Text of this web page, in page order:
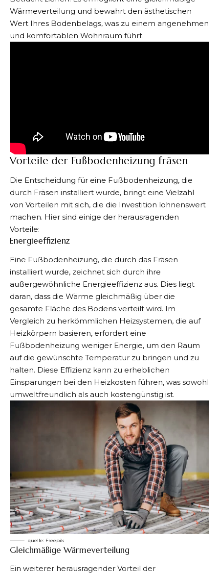
Wärmeverteilung und bewahrt den ästhetischen
Wert Ihres Bodenbelags, was zu einem angenehmen
und komfortablen Wohnraum führt.
Vorteile der Fußbodenheizung fräsen
Die Entscheidung für eine Fußbodenheizung, die
durch Fräsen installiert wurde, bringt eine Vielzahl
von Vorteilen mit sich, die die Investition lohnenswert
machen. Hier sind einige der herausragenden
Vorteile:
Energieeffizienz
Eine Fußbodenheizung, die durch das Fräsen
installiert wurde, zeichnet sich durch ihre
außergewöhnliche Energieeffizienz aus. Dies liegt
daran, dass die Wärme gleichmäßig über die
gesamte Fläche des Bodens verteilt wird. Im
Vergleich zu herkömmlichen Heizsystemen, die auf
Heizkörpern basieren, erfordert eine
Fußbodenheizung weniger Energie, um den Raum
auf die gewünschte Temperatur zu bringen und zu
halten. Diese Effizienz kann zu erheblichen
Einsparungen bei den Heizkosten führen, was sowohl
umweltfreundlich als auch kostengünstig ist.
quelle: Freepik
Gleichmäßige Wärmeverteilung
Ein weiterer herausragender Vorteil der